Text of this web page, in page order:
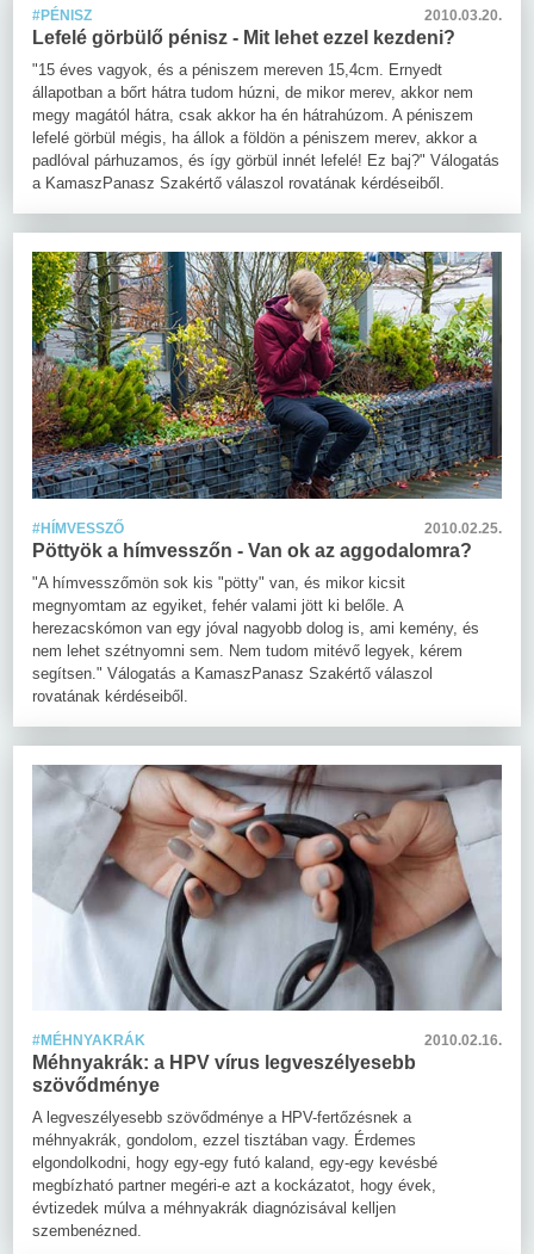
#PÉNISZ 2010.03.20.
Lefelé görbülő pénisz - Mit lehet ezzel kezdeni?
"15 éves vagyok, és a péniszem mereven 15,4cm. Ernyedt
állapotban a bőrt hátra tudom húzni, de mikor merev, akkor nem
megy magától hátra, csak akkor ha én hátrahúzom. A péniszem
lefelé görbül mégis, ha állok a földön a péniszem merev, akkor a
padlóval párhuzamos, és így görbül innét lefelé! Ez baj?" Válogatás
a KamaszPanasz Szakértő válaszol rovatának kérdéseiből.
#HÍMVESSZŐ 2010.02.25.
Pöttyök a hímvesszőn - Van ok az aggodalomra?
"A hímvesszőmön sok kis "pötty" van, és mikor kicsit
megnyomtam az egyiket, fehér valami jött ki belőle. A
herezacskómon van egy jóval nagyobb dolog is, ami kemény, és
nem lehet szétnyomni sem. Nem tudom mitévő legyek, kérem
segítsen." Válogatás a KamaszPanasz Szakértő válaszol
rovatának kérdéseiből.
#MÉHNYAKRÁK 2010.02.16.
Méhnyakrák: a HPV vírus legveszélyesebb
szövődménye
A legveszélyesebb szövődménye a HPV-fertőzésnek a
méhnyakrák, gondolom, ezzel tisztában vagy. Érdemes
elgondolkodni, hogy egy-egy futó kaland, egy-egy kevésbé
megbízható partner megéri-e azt a kockázatot, hogy évek,
évtizedek múlva a méhnyakrák diagnózisával kelljen
szembenézned.